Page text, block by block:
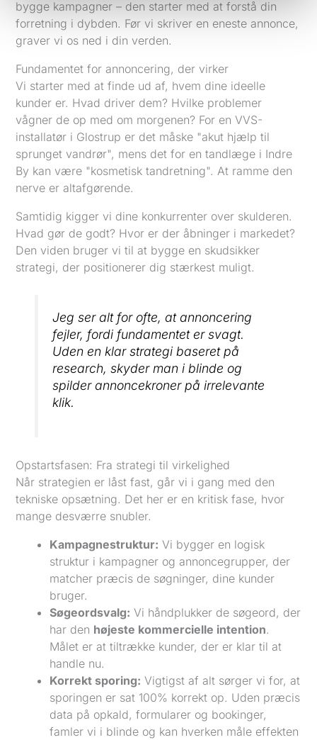
bygge kampagner – den starter med at forstå din
forretning i dybden. Før vi skriver en eneste annonce,
graver vi os ned i din verden.
Fundamentet for annoncering, der virker
Vi starter med at finde ud af, hvem dine ideelle
kunder er. Hvad driver dem? Hvilke problemer
vågner de op med om morgenen? For en VVS-
installatør i Glostrup er det måske "akut hjælp til
sprunget vandrør", mens det for en tandlæge i Indre
By kan være "kosmetisk tandretning". At ramme den
nerve er altafgørende.
Samtidig kigger vi dine konkurrenter over skulderen.
Hvad gør de godt? Hvor er der åbninger i markedet?
Den viden bruger vi til at bygge en skudsikker
strategi, der positionerer dig stærkest muligt.
Jeg ser alt for ofte, at annoncering
fejler, fordi fundamentet er svagt.
Uden en klar strategi baseret på
research, skyder man i blinde og
spilder annoncekroner på irrelevante
klik.
Opstartsfasen: Fra strategi til virkelighed
Når strategien er låst fast, går vi i gang med den
tekniske opsætning. Det her er en kritisk fase, hvor
mange desværre snubler.
Kampagnestruktur: Vi bygger en logisk
struktur i kampagner og annoncegrupper, der
matcher præcis de søgninger, dine kunder
bruger.
Søgeordsvalg: Vi håndplukker de søgeord, der
har den højeste kommercielle intention.
Målet er at tiltrække kunder, der er klar til at
handle nu.
Korrekt sporing: Vigtigst af alt sørger vi for, at
sporingen er sat 100% korrekt op. Uden præcis
data på opkald, formularer og bookinger,
famler vi i blinde og kan hverken måle effekten